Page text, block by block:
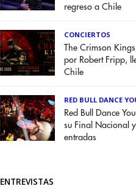
regreso a Chile
CONCIERTOS
The Crimson
por Robert Fripp,
Chile
RED BULL DANCE
Red Bull Dance
su Final Nacional
entradas
ENTREVISTAS